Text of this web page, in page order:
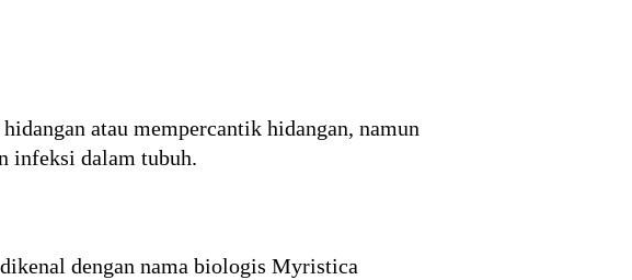
atau mempercantik hidangan, namun
infeksi dalam tubuh.
dengan nama biologis Myristica